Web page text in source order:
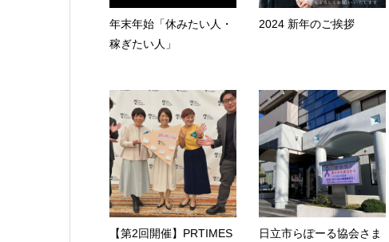
年末年始「休みたい人・
稼ぎたい人」
2024 新年のご挨拶
【第2回開催】PRTIMES
日立市らぽーる協会さま